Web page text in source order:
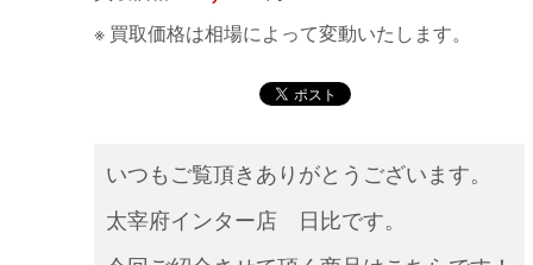
※ 買取価格は相場によって変動いたします。
いつもご覧頂きありがとうございます。
太宰府インター店 日比です。